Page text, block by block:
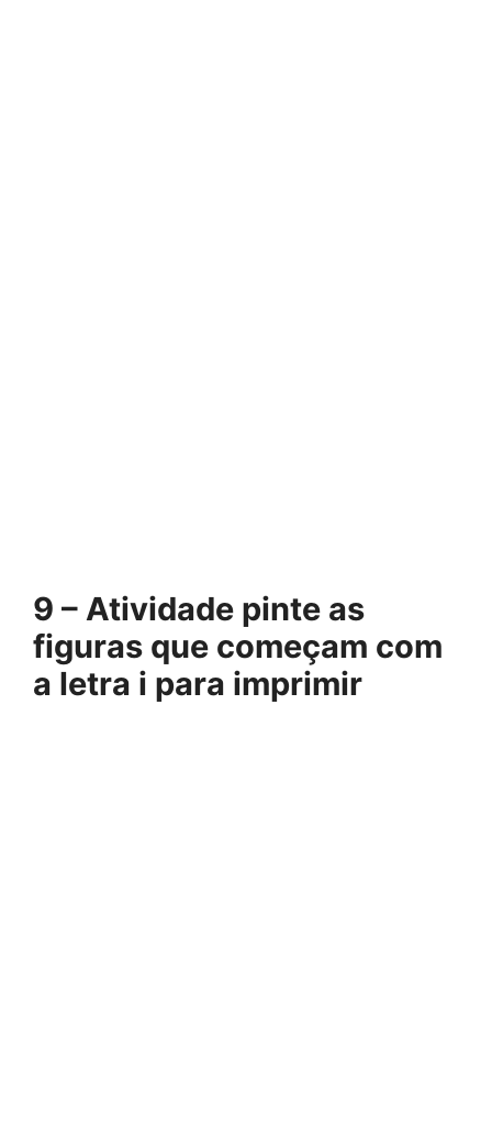
9 – Atividade pinte as
figuras que começam com
a letra i para imprimir